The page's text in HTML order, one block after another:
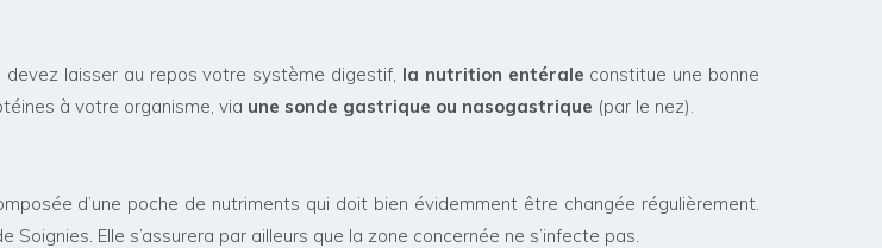
devez laisser au repos votre système digestif, la nutrition entérale constitue une bonne
à votre organisme, via une sonde gastrique ou nasogastrique (par le nez).
d’une poche de nutriments qui doit bien évidemment être changée régulièrement.
Soignies. Elle s’assurera par ailleurs que la zone concernée ne s’infecte pas.